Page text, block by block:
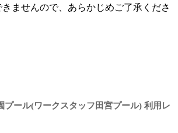
ませんので、あらかじめご了承くださ
プール(ワークスタッフ田宮プール) 利用レ